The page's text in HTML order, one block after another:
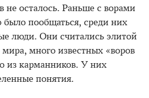
не осталось. Раньше с ворами
было пообщаться, среди них
люди. Они считались элитой
много известных «воров
из карманников. У них
понятия.